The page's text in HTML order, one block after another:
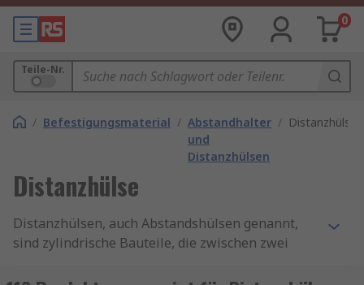
0
Teile-Nr.
/ Befestigungsmaterial / Abstandhalter
und
Distanzhülsen
/ Distanzhülse
Distanzhülse
Distanzhülsen, auch Abstandshülsen genannt,
sind zylindrische Bauteile, die zwischen zwei